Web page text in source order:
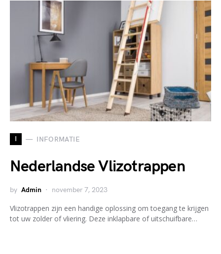
I INFORMATIE
Nederlandse Vlizotrappen
by Admin november 7, 2023
Vlizotrappen zijn een handige oplossing om toegang te krijgen
tot uw zolder of vliering. Deze inklapbare of uitschuifbare…